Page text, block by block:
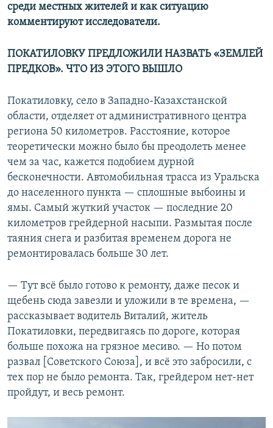
среди местных жителей и как ситуацию
комментируют исследователи.
ПОКАТИЛОВКУ ПРЕДЛОЖИЛИ НАЗВАТЬ «ЗЕМЛЕЙ
ПРЕДКОВ». ЧТО ИЗ ЭТОГО ВЫШЛО
Покатиловку, село в Западно-Казахстанской
области, отделяет от административного центра
региона 50 километров. Расстояние, которое
теоретически можно было бы преодолеть менее
чем за час, кажется подобием дурной
бесконечности. Автомобильная трасса из Уральска
до населенного пункта — сплошные выбоины и
ямы. Самый жуткий участок — последние 20
километров грейдерной насыпи. Размытая после
таяния снега и разбитая временем дорога не
ремонтировалась больше 30 лет.
— Тут всё было готово к ремонту, даже песок и
щебень сюда завезли и уложили в те времена, —
рассказывает водитель Виталий, житель
Покатиловки, передвигаясь по дороге, которая
больше похожа на грязное месиво. — Но потом
развал [Советского Союза], и всё это забросили, с
тех пор не было ремонта. Так, грейдером нет-нет
пройдут, и весь ремонт.